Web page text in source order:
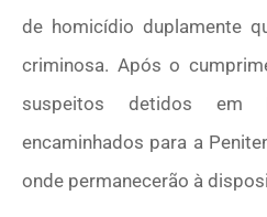
de homicídio duplamente
criminosa. Após o
suspeitos detidos em
encaminhados para a
onde permanecerão à